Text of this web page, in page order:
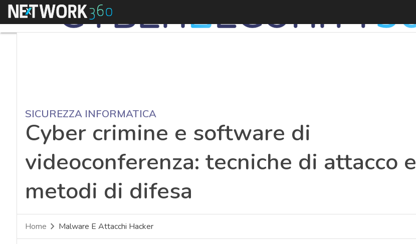
Menu
SICUREZZA INFORMATICA
Cyber crimine e software di
videoconferenza: tecniche di attacco e
metodi di difesa
Home Malware E Attacchi Hacker